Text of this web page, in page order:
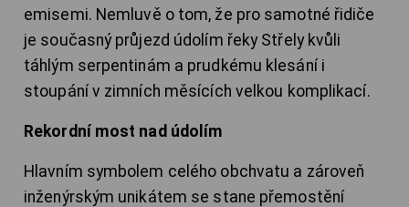
emisemi. Nemluvě o tom, že pro samotné řidiče
je současný průjezd údolím řeky Střely kvůli
táhlým serpentinám a prudkému klesání i
stoupání v zimních měsících velkou komplikací.
Rekordní most nad údolím
Hlavním symbolem celého obchvatu a zároveň
inženýrským unikátem se stane přemostění